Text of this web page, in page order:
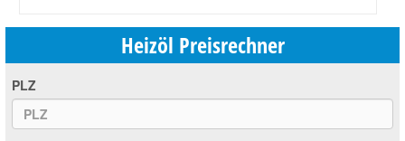
Heizöl Preisrechner
PLZ